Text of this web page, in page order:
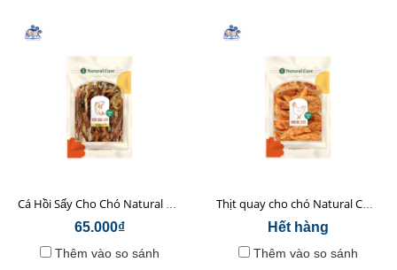
Cá Hồi Sấy Cho Chó Natural Core 45gr
65.000₫
Thêm vào so sánh
Thịt quay cho chó Natural Core 70g
Hết hàng
Thêm vào so sánh